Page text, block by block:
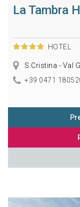
La Tambra
HOTEL
S.Cristina - Val
+39 0471